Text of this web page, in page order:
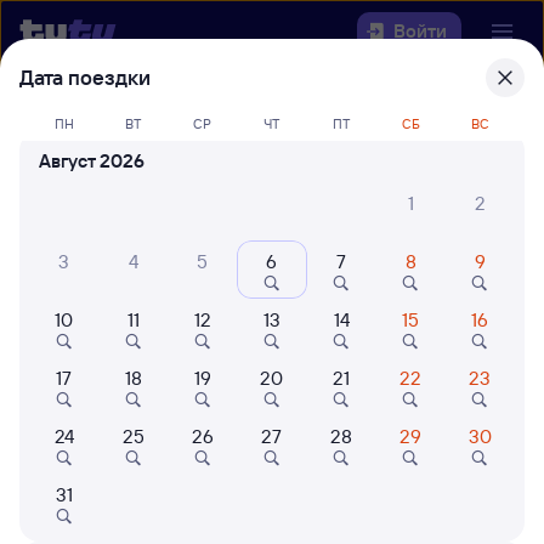
Войти
Выберите день, чтобы найтиж/д
билеты Белорецк — Кореновск
42 млн путешествуют с
Когда
Кто едет
Дата поездки
ПН ВТ СР ЧТ ПТ СБ ВС
Август 2026
1
2
3 4 5 6 7 8 9
10 11 12 13 14 15 16
17 18 19 20 21 22 23
24 25 26 27 28 29 30
31